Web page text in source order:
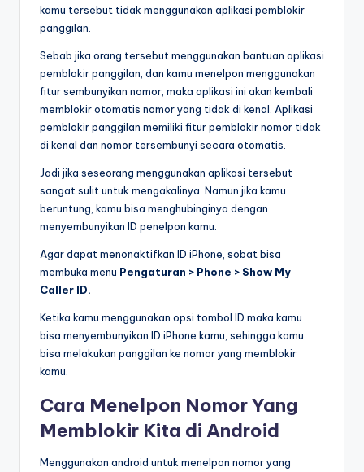
kamu tersebut tidak menggunakan aplikasi pemblokir
panggilan.
Sebab jika orang tersebut menggunakan bantuan aplikasi
pemblokir panggilan, dan kamu menelpon menggunakan
fitur sembunyikan nomor, maka aplikasi ini akan kembali
memblokir otomatis nomor yang tidak di kenal. Aplikasi
pemblokir panggilan memiliki fitur pemblokir nomor tidak
di kenal dan nomor tersembunyi secara otomatis.
Jadi jika seseorang menggunakan aplikasi tersebut
sangat sulit untuk mengakalinya. Namun jika kamu
beruntung, kamu bisa menghubinginya dengan
menyembunyikan ID penelpon kamu.
Agar dapat menonaktifkan ID iPhone, sobat bisa
membuka menu Pengaturan > Phone > Show My
Caller ID.
Ketika kamu menggunakan opsi tombol ID maka kamu
bisa menyembunyikan ID iPhone kamu, sehingga kamu
bisa melakukan panggilan ke nomor yang memblokir
kamu.
Cara Menelpon Nomor Yang
Memblokir Kita di Android
Menggunakan android untuk menelpon nomor yang